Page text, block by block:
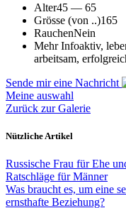
Alter45 — 65
Grösse (von ..)165
RauchenNein
Mehr Infoaktiv,
arbeitsam,
Sende mir eine Nachricht
Meine auswahl
Zurück zur Galerie
Nützliche Artikel
Russische Frau für Ehe
Ratschläge für Männer
Was braucht es, um eine
ernsthafte Beziehung?